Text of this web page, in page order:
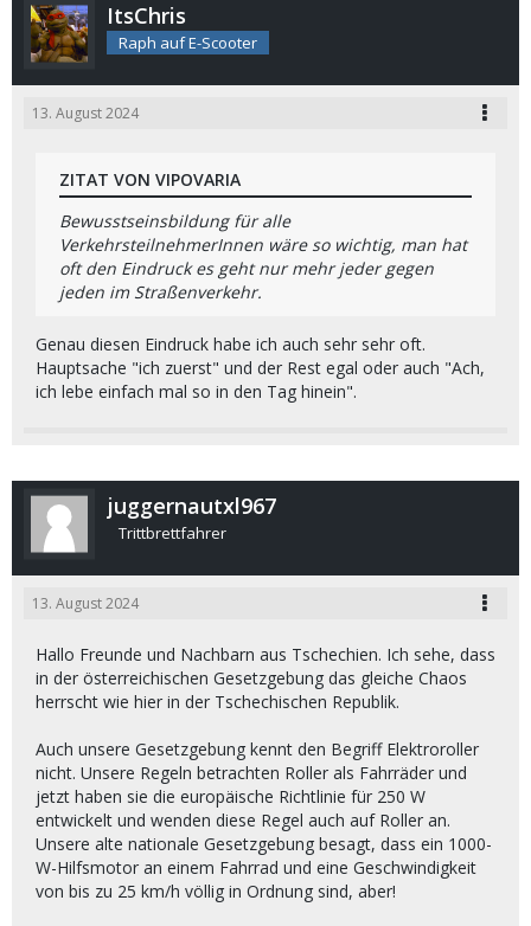
ItsChris
Raph auf E-Scooter
13. August 2024
ZITAT VON VIPOVARIA
Bewusstseinsbildung für alle
VerkehrsteilnehmerInnen wäre so wichtig, man hat
oft den Eindruck es geht nur mehr jeder gegen
jeden im Straßenverkehr.
Genau diesen Eindruck habe ich auch sehr sehr oft.
Hauptsache "ich zuerst" und der Rest egal oder auch "Ach,
ich lebe einfach mal so in den Tag hinein".
juggernautxl967
Trittbrettfahrer
13. August 2024
Hallo Freunde und Nachbarn aus Tschechien. Ich sehe, dass
in der österreichischen Gesetzgebung das gleiche Chaos
herrscht wie hier in der Tschechischen Republik.
Auch unsere Gesetzgebung kennt den Begriff Elektroroller
nicht. Unsere Regeln betrachten Roller als Fahrräder und
jetzt haben sie die europäische Richtlinie für 250 W
entwickelt und wenden diese Regel auch auf Roller an.
Unsere alte nationale Gesetzgebung besagt, dass ein 1000-
W-Hilfsmotor an einem Fahrrad und eine Geschwindigkeit
von bis zu 25 km/h völlig in Ordnung sind, aber!